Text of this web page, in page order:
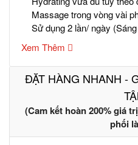
Massage trong vòng vài
Sử dụng 2 lần/ ngày
Xem Thêm
ĐẶT HÀNG NHANH -
(Cam kết hoàn 200% giá
phối